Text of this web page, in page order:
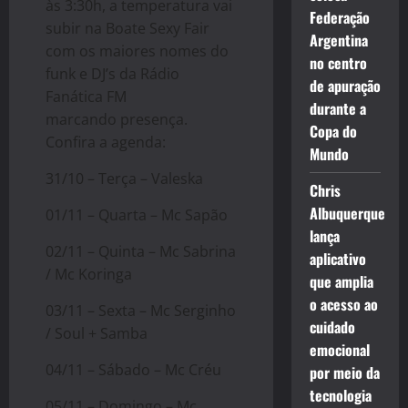
às 3:30h, a temperatura vai
subir na Boate Sexy Fair
com os maiores nomes do
funk e DJ’s da Rádio
Fanática FM
marcando presença.
Confira a agenda:
31/10 – Terça – Valeska
01/11 – Quarta – Mc Sapão
02/11 – Quinta – Mc Sabrina
/ Mc Koringa
03/11 – Sexta – Mc Serginho
/ Soul + Samba
04/11 – Sábado – Mc Créu
Federação
Argentina
no centro
de apuração
durante a
Copa do
Mundo
Chris
Albuquerque
lança
aplicativo
que amplia
o acesso ao
cuidado
emocional
por meio da
tecnologia